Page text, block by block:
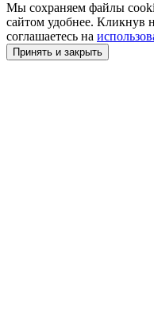
Мы сохраняем файлы
сайтом удобнее. Кликнув
соглашаетесь на
Принять и закрыть